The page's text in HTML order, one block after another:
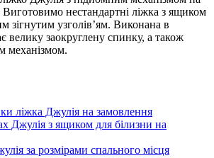
нестандартні ліжка з ящиком
зігнутим узголів’ям. Виконана в
велику заокруглену спинку, а також
механізмом.
ліжка Джулія на замовлення
Джулія з ящиком для білизни на
за розмірами спального місця